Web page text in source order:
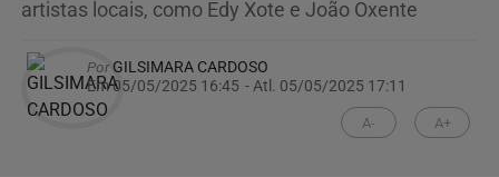
artistas locais, como Edy Xote e João Oxente
PorGILSIMARA CARDOSO
Em 05/05/2025 16:45 - Atl. 05/05/2025 17:11
A- A+